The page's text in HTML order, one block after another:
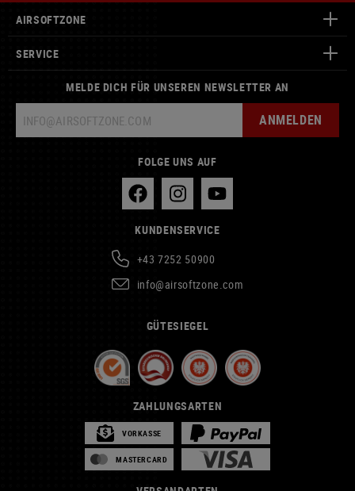
AIRSOFTZONE
SERVICE
MELDE DICH FÜR UNSEREN NEWSLETTER AN
ANMELDEN
FOLGE UNS AUF
KUNDENSERVICE
+43 7252 50900
info@airsoftzone.com
GÜTESIEGEL
ZAHLUNGSARTEN
VORKASSE
MASTERCARD